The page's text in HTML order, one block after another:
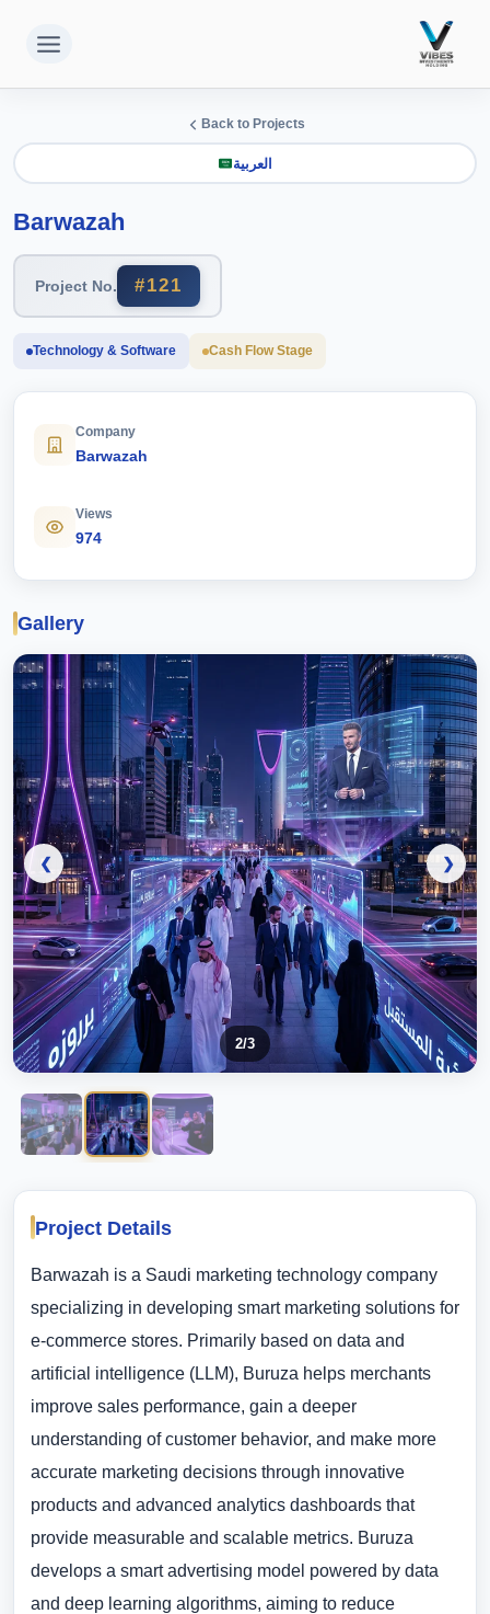
Back to Projects
العربية
Barwazah
Project No. #121
Technology & Software Cash Flow Stage
Company
Barwazah
Views
974
Gallery
❮ ❯
2/3
Project Details
Barwazah is a Saudi marketing technology company
specializing in developing smart marketing solutions for
e-commerce stores. Primarily based on data and
artificial intelligence (LLM), Buruza helps merchants
improve sales performance, gain a deeper
understanding of customer behavior, and make more
accurate marketing decisions through innovative
products and advanced analytics dashboards that
provide measurable and scalable metrics. Buruza
develops a smart advertising model powered by data
and deep learning algorithms, aiming to reduce